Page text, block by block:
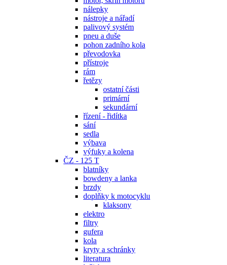
nálepky
nástroje a nářadí
palivový systém
pneu a duše
pohon zadního kola
převodovka
přístroje
rám
řetězy
ostatní části
primární
sekundární
řízení - řidítka
sání
sedla
výbava
výfuky a kolena
ČZ - 125 T
blatníky
bowdeny a lanka
brzdy
doplňky k motocyklu
klaksony
elektro
filtry
gufera
kola
kryty a schránky
literatura